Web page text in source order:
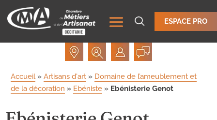
ESPACE PRO
Accueil »Artisans d'art » Domaine de l’ameublement et
de la décoration » Ebéniste » Ebénisterie Genot